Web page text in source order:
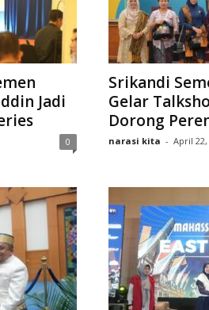
Jadi
0
Srikandi
Gelar
Dorong
narasi kita - April 22,